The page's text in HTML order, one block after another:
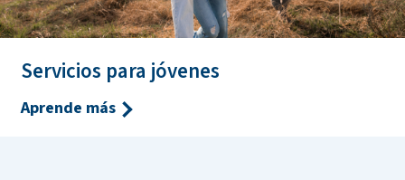
Servicios para jóvenes
Aprende más